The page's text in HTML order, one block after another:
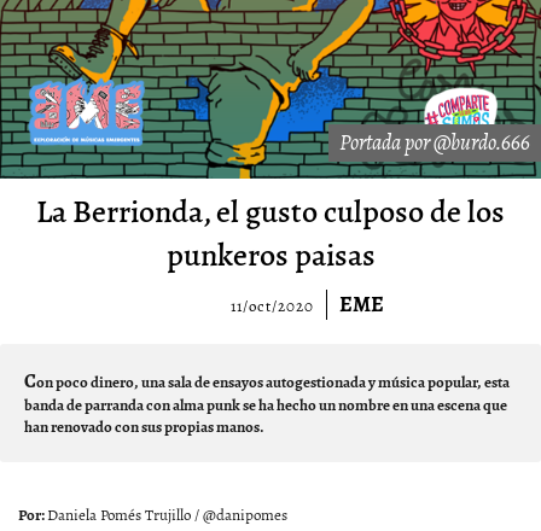
Portada por @burdo.666
La Berrionda, el gusto culposo de los
punkeros paisas
11/oct/2020 EME
Con poco dinero, una sala de ensayos autogestionada y música popular, esta
banda de parranda con alma punk se ha hecho un nombre en una escena que
han renovado con sus propias manos.
Daniela Pomés Trujillo / @danipomes